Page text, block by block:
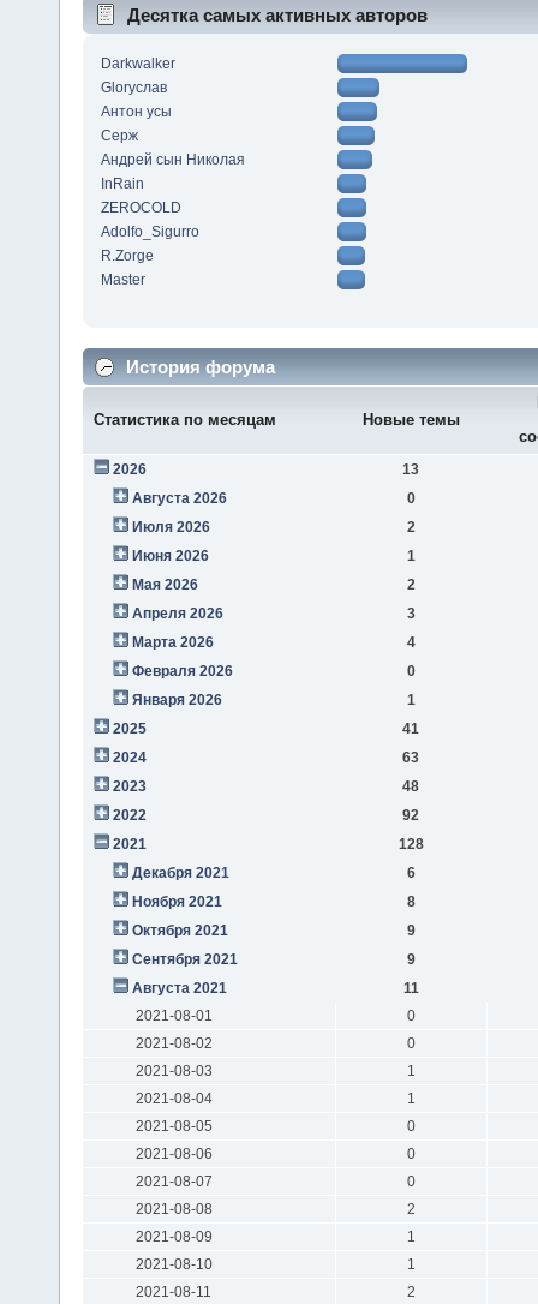
Десятка самых активных авторов
Darkwalker
Gloryслав
Антон усы
Серж
Андрей сын Николая
InRain
ZEROCOLD
Adolfo_Sigurro
R.Zorge
Master
История форума
Статистика по месяцам Новые темы
2026
13
Августа 2026
0
Июля 2026
2
Июня 2026
1
Мая 2026
2
Апреля 2026
3
Марта 2026
4
Февраля 2026
0
Января 2026
1
2025
41
2024
63
2023
48
2022
92
2021
128
Декабря 2021
6
Ноября 2021
8
Октября 2021
9
Сентября 2021
9
Августа 2021
11
2021-08-01
0
2021-08-02
0
2021-08-03
1
2021-08-04
1
2021-08-05
0
2021-08-06
0
2021-08-07
0
2021-08-08
2
2021-08-09
1
2021-08-10
1
2021-08-11
2